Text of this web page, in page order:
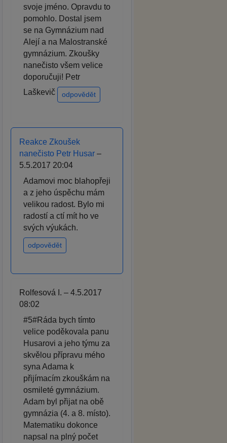
svoje jméno. Opravdu to
pomohlo. Dostal jsem
se na Gymnázium nad
Alejí a na Malostranské
gymnázium. Zkoušky
nanečisto všem velice
doporučuji! Petr
Laškevič
odpovědět
Reakce Zkoušek
nanečisto Petr Husar –
5.5.2017 20:04
Adamovi moc blahopřeji
a z jeho úspěchu mám
velikou radost. Bylo mi
radostí a ctí mít ho ve
svých výukách.
odpovědět
Rolfesová I. – 4.5.2017
08:02
#5#Ráda bych tímto
velice poděkovala panu
Husarovi a jeho týmu za
skvělou přípravu mého
syna Adama k
přijímacím zkouškám na
osmileté gymnázium.
Adam byl přijat na obě
gymnázia (4. a 8. místo).
Matematiku dokonce
napsal na plný počet